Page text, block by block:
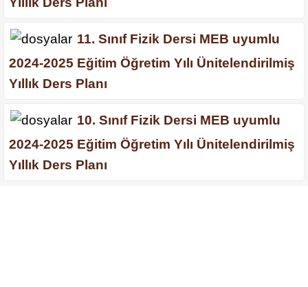
11. Sınıf Fizik Dersi MEB uyumlu
2024-2025 Eğitim Öğretim Yılı Ünitelendirilmiş
Yıllık Ders Planı
10. Sınıf Fizik Dersi MEB uyumlu
2024-2025 Eğitim Öğretim Yılı Ünitelendirilmiş
Yıllık Ders Planı